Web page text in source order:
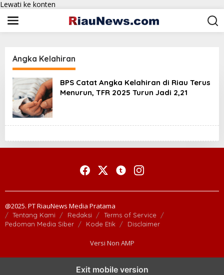
Lewati ke konten
Angka Kelahiran
BPS Catat Angka Kelahiran di Riau Terus
Menurun, TFR 2025 Turun Jadi 2,21
@2025. PT RiauNews Media Pratama
Tentang Kami Redaksi
Terms of Service
Pedoman Media Siber
Kode Etik Disclaimer
Versi Non AMP
Exit mobile version